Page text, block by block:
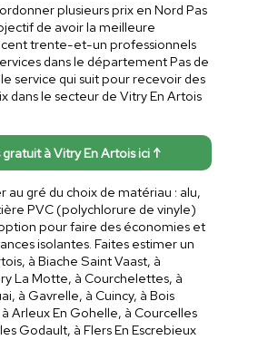
plusieurs prix en Nord Pas
de avoir la meilleure
trente-et-un professionnels
dans le département Pas de
service qui suit pour recevoir des
dans le secteur de Vitry En Artois
gratuit à Vitry En Artois ici ↑
au gré du choix de matériau : alu,
PVC (polychlorure de vinyle)
pour faire des économies et
isolantes. Faites estimer un
à Biache Saint Vaast, à
La Motte, à Courchelettes, à
à Gavrelle, à Cuincy, à Bois
Arleux En Gohelle, à Courcelles
Godault, à Flers En Escrebieux